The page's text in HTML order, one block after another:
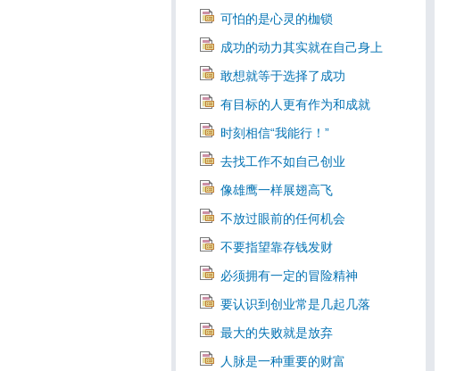
可怕的是心灵的枷锁
成功的动力其实就在自己身上
敢想就等于选择了成功
有目标的人更有作为和成就
时刻相信“我能行！”
去找工作不如自己创业
像雄鹰一样展翅高飞
不放过眼前的任何机会
不要指望靠存钱发财
必须拥有一定的冒险精神
要认识到创业常是几起几落
最大的失败就是放弃
人脉是一种重要的财富